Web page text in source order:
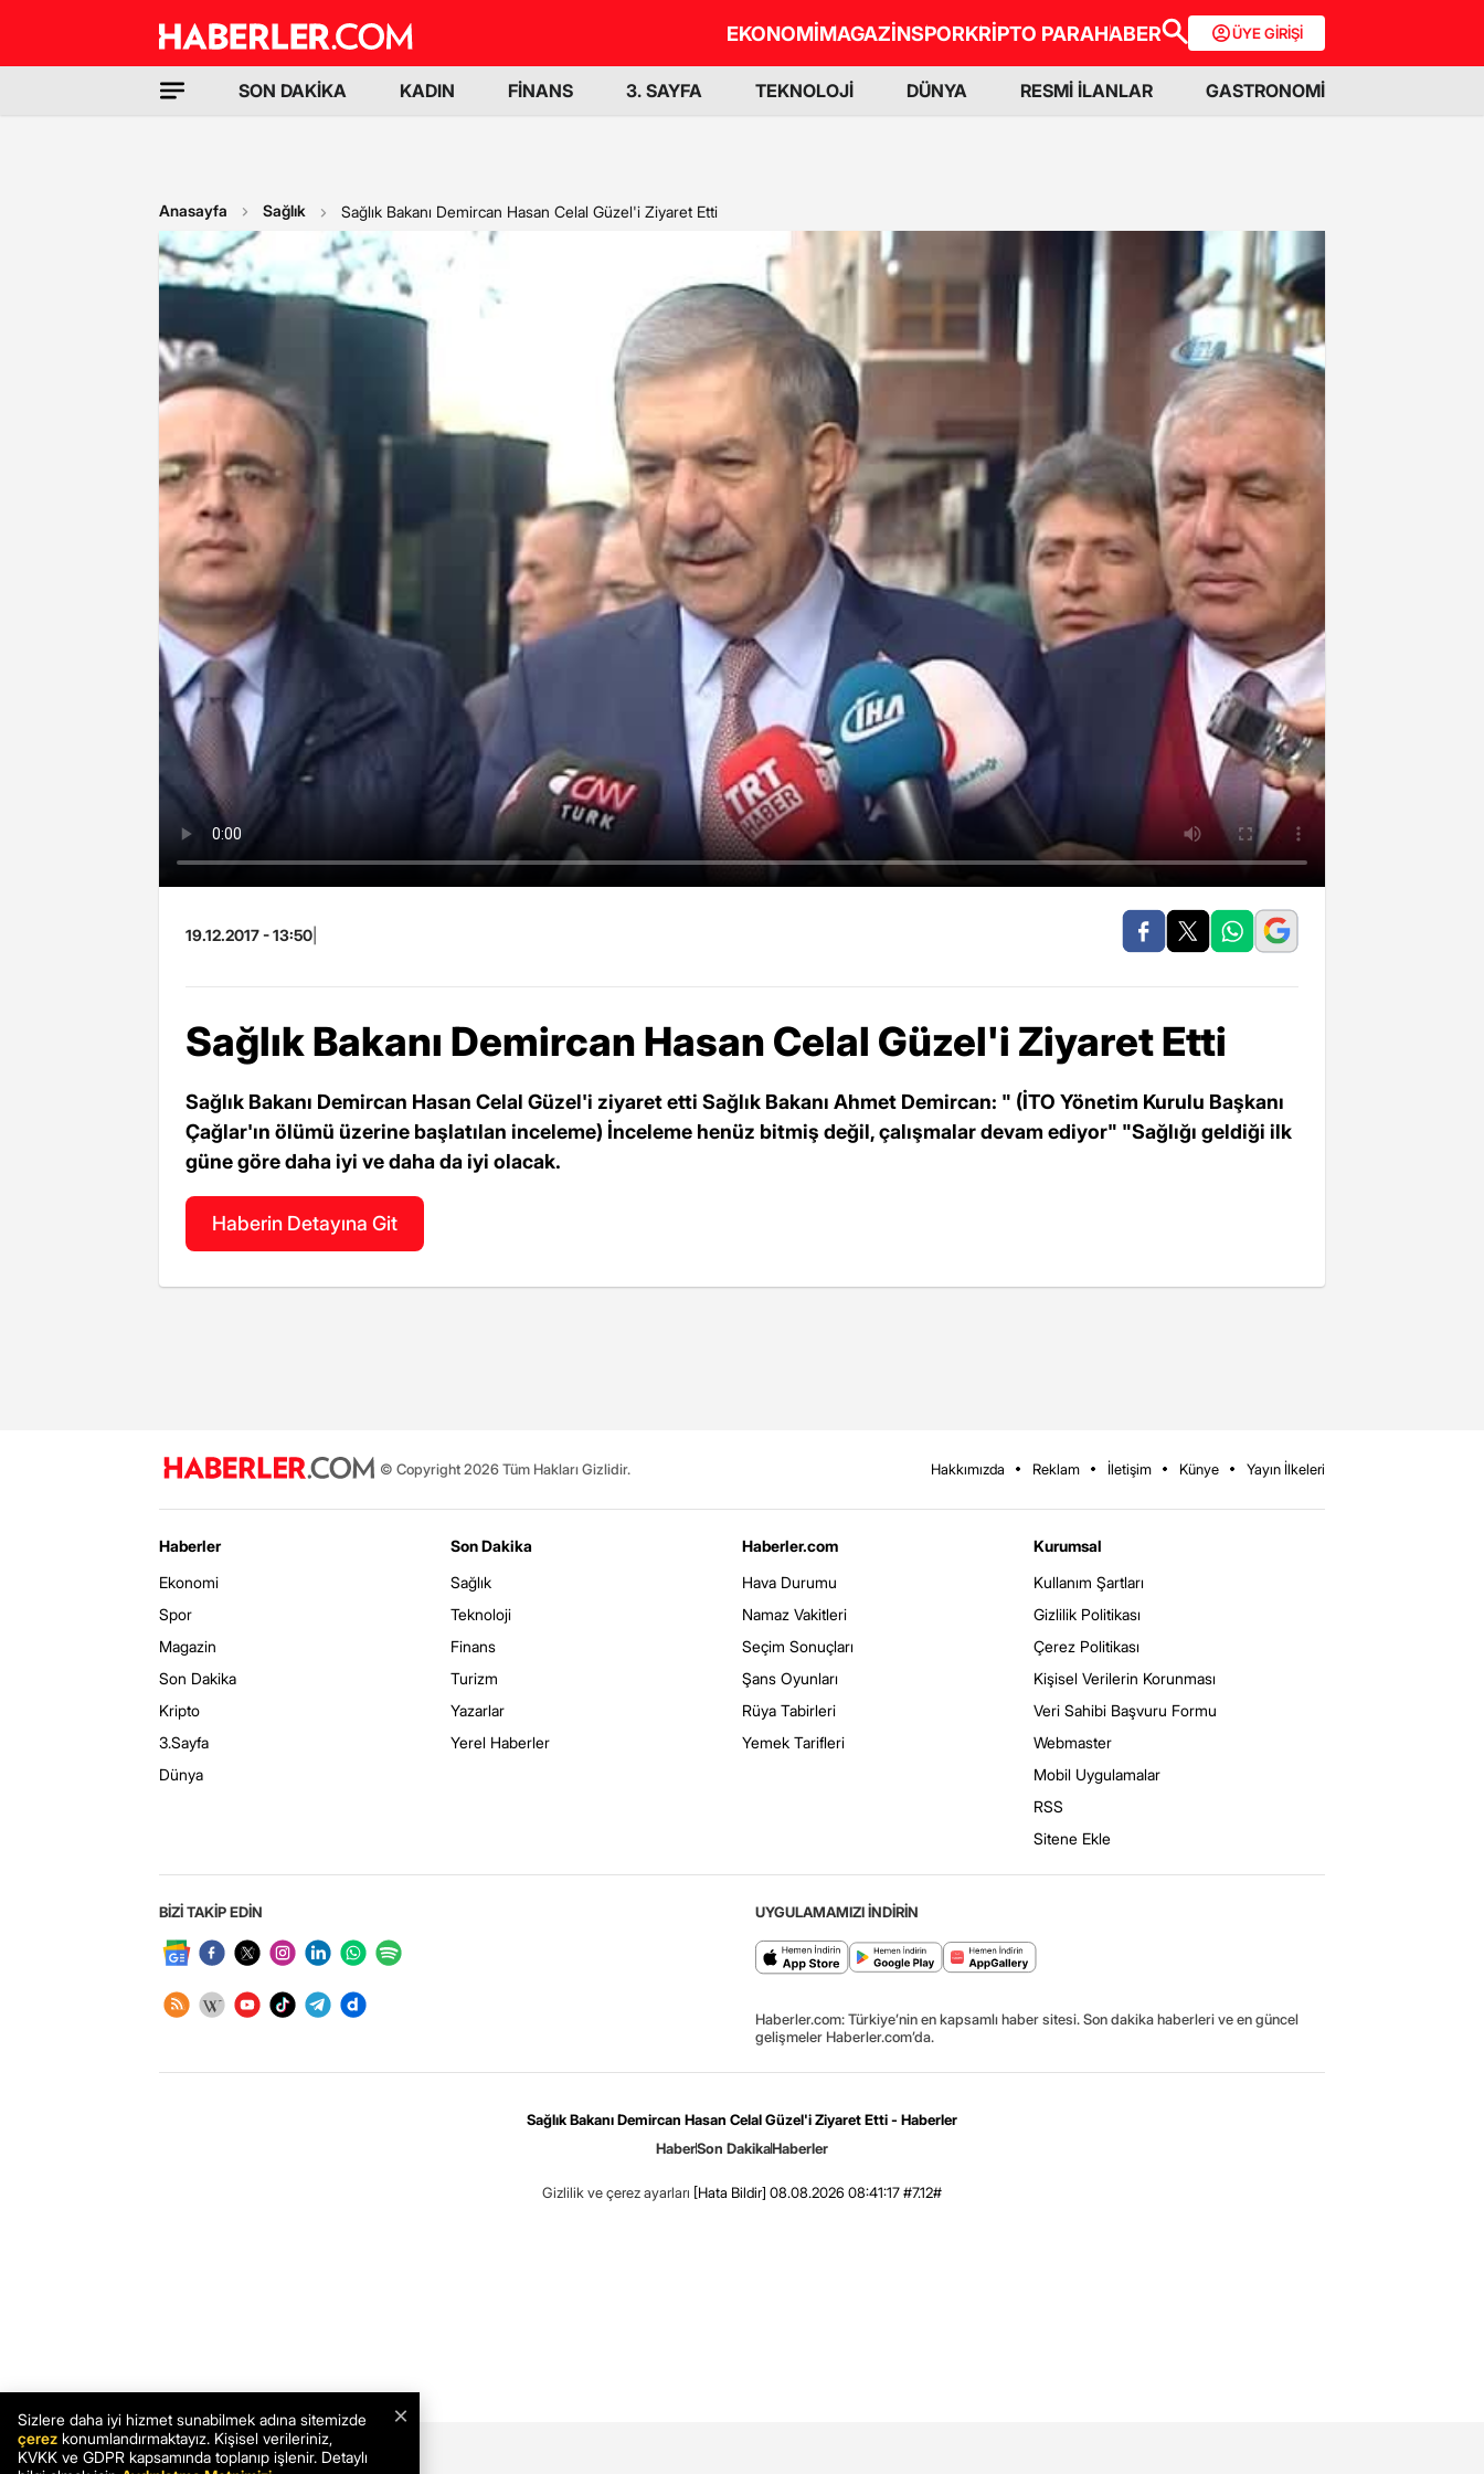
EKONOMİMAGAZİNSPORKRİPTO PARAHABER ÜYE GİRİŞİ
SON DAKİKA KADIN FİNANS 3. SAYFA TEKNOLOJİ DÜNYA RESMİ İLANLAR GASTRONOMİ
Anasayfa Sağlık Sağlık Bakanı Demircan Hasan Celal Güzel'i Ziyaret Etti
19.12.2017 - 13:50
Sağlık Bakanı Demircan Hasan Celal Güzel'i Ziyaret Etti
Sağlık Bakanı Demircan Hasan Celal Güzel'i ziyaret etti Sağlık Bakanı Ahmet Demircan: " (İTO Yönetim Kurulu Başkanı
Çağlar'ın ölümü üzerine başlatılan inceleme) İnceleme henüz bitmiş değil, çalışmalar devam ediyor" "Sağlığı geldiği ilk
güne göre daha iyi ve daha da iyi olacak.
Haberin Detayına Git
© Copyright 2026 Tüm Hakları Gizlidir. Hakkımızda Reklam İletişim Künye Yayın İlkeleri
Haberler
Ekonomi
Spor
Magazin
Son Dakika
Kripto
3.Sayfa
Dünya
Son Dakika
Sağlık
Teknoloji
Finans
Turizm
Yazarlar
Yerel Haberler
Haberler.com
Hava Durumu
Namaz Vakitleri
Seçim Sonuçları
Şans Oyunları
Rüya Tabirleri
Yemek Tarifleri
Kurumsal
Kullanım Şartları
Gizlilik Politikası
Çerez Politikası
Kişisel Verilerin Korunması
Veri Sahibi Başvuru Formu
Webmaster
Mobil Uygulamalar
RSS
Sitene Ekle
BİZİ TAKİP EDİN UYGULAMAMIZI İNDİRİN
Haberler.com: Türkiye’nin en kapsamlı haber sitesi. Son dakika haberleri ve en güncel
gelişmeler Haberler.com’da.
Sağlık Bakanı Demircan Hasan Celal Güzel'i Ziyaret Etti - Haberler
HaberSon DakikaHaberler
Gizlilik ve çerez ayarları [Hata Bildir] 08.08.2026 08:41:17 #7.12#
×
Sizlere daha iyi hizmet sunabilmek adına sitemizde
çerez konumlandırmaktayız. Kişisel verileriniz,
KVKK ve GDPR kapsamında toplanıp işlenir. Detaylı